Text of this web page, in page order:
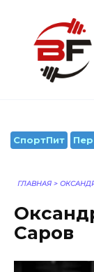
содержанию
СпортПит
ГЛАВНАЯ >
Саров